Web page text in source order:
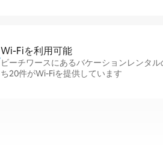
Wi-Fiを利⁠用⁠可⁠能
ビーチワースにあるバケーションレンタル
ち20件がWi-Fiを提供しています